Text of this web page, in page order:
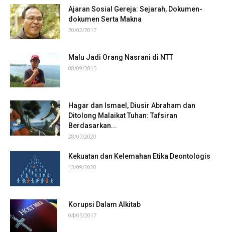
Ajaran Sosial Gereja: Sejarah, Dokumen-
dokumen Serta Makna
20/02/2017
Malu Jadi Orang Nasrani di NTT
08/09/2015
Hagar dan Ismael, Diusir Abraham dan
Ditolong Malaikat Tuhan: Tafsiran
Berdasarkan...
28/07/2020
Kekuatan dan Kelemahan Etika Deontologis
13/09/2020
Korupsi Dalam Alkitab
04/05/2017